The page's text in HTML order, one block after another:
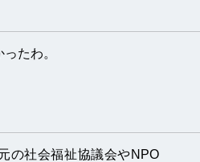
たわ。
の社会福祉協議会やNPO